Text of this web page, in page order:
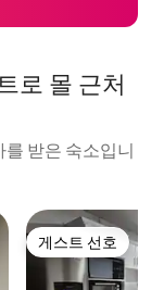
로 몰 근처
받은 숙소입니
게스트 선호
게스트 선호